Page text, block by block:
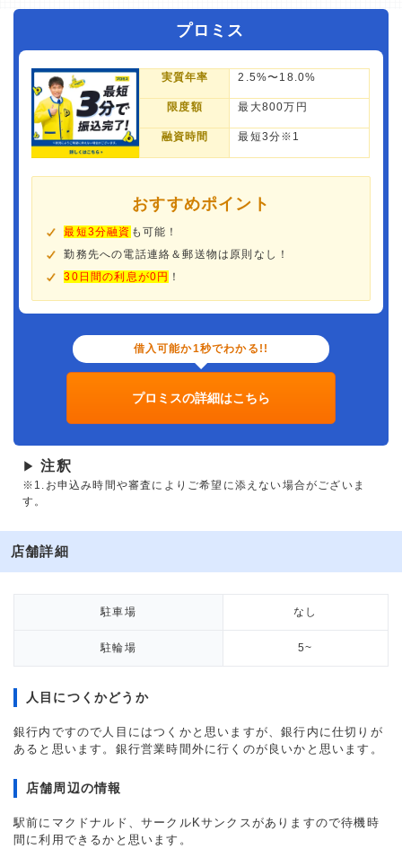
プロミス
実質年率 2.5%〜18.0%
限度額 最大800万円
融資時間 最短3分※1
おすすめポイント
最短3分融資 も可能！
勤務先への電話連絡＆郵送物は原則なし！
30日間の利息が0円 ！
借入可能か1秒でわかる!!
プロミスの詳細はこちら
▶ 注釈
※1.お申込み時間や審査によりご希望に添えない場合がございま
す。
店舗詳細
駐車場 なし
駐輪場 5~
人目につくかどうか
銀行内ですので人目にはつくかと思いますが、銀行内に仕切りが
あると思います。銀行営業時間外に行くのが良いかと思います。
店舗周辺の情報
駅前にマクドナルド、サークルKサンクスがありますので待機時
間に利用できるかと思います。